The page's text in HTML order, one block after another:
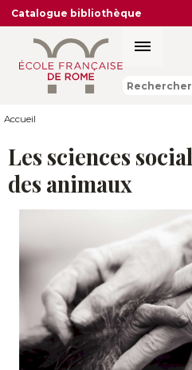
Catalogue bibliothèque
Accueil
Les sciences
des animaux